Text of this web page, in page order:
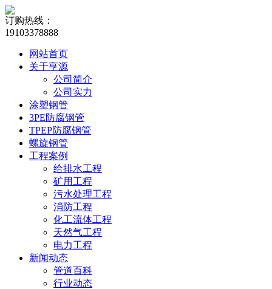
订购热线：
19103378888
网站首页
关于亨源
公司简介
公司实力
涂塑钢管
3PE防腐钢管
TPEP防腐钢管
螺旋钢管
工程案例
给排水工程
矿用工程
污水处理工程
消防工程
化工流体工程
天然气工程
电力工程
新闻动态
管道百科
行业动态